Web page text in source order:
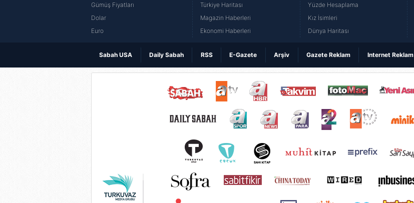
Gümüş Fiyatları
Dolar
Euro
Türkiye Haritası
Magazin Haberleri
Ekonomi Haberleri
Yüzde Hesaplama
Kız İsimleri
Dünya Haritası
Sabah USA Daily Sabah RSS E-Gazete Arşiv Gazete Reklam Internet Reklam